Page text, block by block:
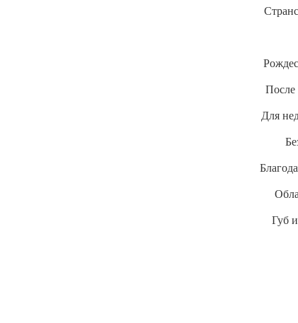
После
Для
Губ